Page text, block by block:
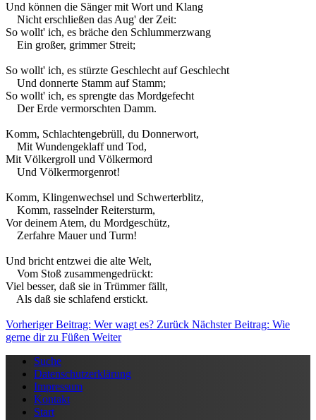
Und können die Sänger mit Wort und Klang
Nicht erschließen das Aug' der Zeit:
So wollt' ich, es bräche den Schlummerzwang
Ein großer, grimmer Streit;
So wollt' ich, es stürzte Geschlecht auf Geschlecht
Und donnerte Stamm auf Stamm;
So wollt' ich, es sprengte das Mordgefecht
Der Erde vermorschten Damm.
Komm, Schlachtengebrüll, du Donnerwort,
Mit Wundengeklaff und Tod,
Mit Völkergroll und Völkermord
Und Völkermorgenrot!
Komm, Klingenwechsel und Schwerterblitz,
Komm, rasselnder Reitersturm,
Vor deinem Atem, du Mordgeschütz,
Zerfahre Mauer und Turm!
Und bricht entzwei die alte Welt,
Vom Stoß zusammengedrückt:
Viel besser, daß sie in Trümmer fällt,
Als daß sie schlafend erstickt.
Vorheriger Beitrag: Wer wagt es? Zurück Nächster Beitrag: Wie
gerne dir zu Füßen Weiter
Suche
Datenschutzerklärung
Impressum
Kontakt
Start